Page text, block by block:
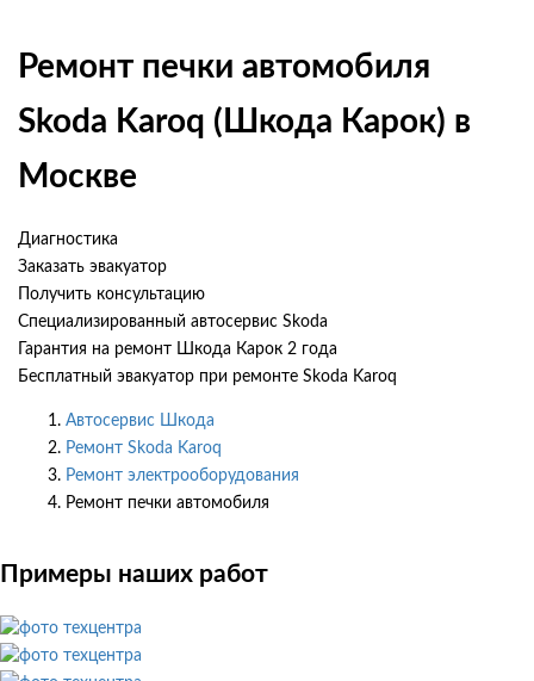
Ремонт печки автомобиля
Skoda Karoq (Шкода Карок) в
Москве
Диагностика
Заказать эвакуатор
Получить консультацию
Специализированный автосервис Skoda
Гарантия на ремонт Шкода Карок 2 года
Бесплатный эвакуатор при ремонте Skoda Karoq
Автосервис Шкода
Ремонт Skoda Karoq
Ремонт электрооборудования
Ремонт печки автомобиля
Примеры наших работ